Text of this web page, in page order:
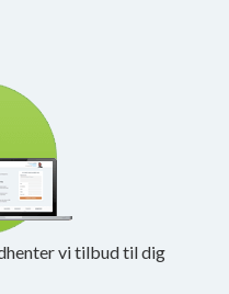
vi tilbud til dig